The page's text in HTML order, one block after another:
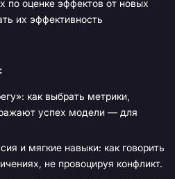
по оценке эффектов от новых
их эффективность
как выбрать метрики,
успех модели — для
и мягкие навыки: как говорить
не провоцируя конфликт.